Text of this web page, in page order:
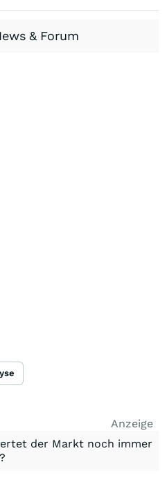
& Forum
Anzeige
der Markt noch immer